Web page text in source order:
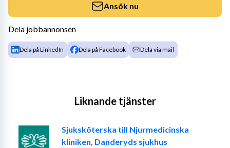
Ansök nu
Dela jobbannonsen
Dela på LinkedIn Dela på Facebook Dela via mail
Liknande tjänster
Sjuksköterska till Njurmedicinska
kliniken, Danderyds sjukhus